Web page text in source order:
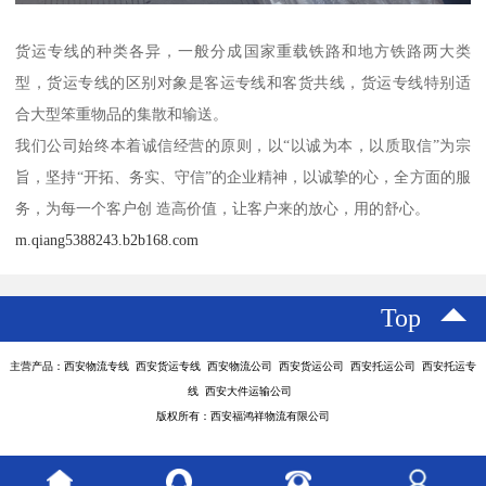
货运专线的种类各异，一般分成国家重载铁路和地方铁路两大类
型，货运专线的区别对象是客运专线和客货共线，货运专线特别适
合大型笨重物品的集散和输送。
我们公司始终本着诚信经营的原则，以“以诚为本，以质取信”为宗
旨，坚持“开拓、务实、守信”的企业精神，以诚挚的心，全方面的服
务，为每一个客户创 造高价值，让客户来的放心，用的舒心。
m.qiang5388243.b2b168.com
Top
主营产品：西安物流专线 西安货运专线 西安物流公司 西安货运公司 西安托运公司 西安托运专
线 西安大件运输公司
版权所有：西安福鸿祥物流有限公司